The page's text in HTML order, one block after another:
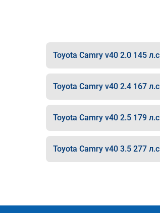
Toyota Camry v40 2.0 145 л.с
Toyota Camry v40 2.4 167 л.с
Toyota Camry v40 2.5 179 л.с
Toyota Camry v40 3.5 277 л.с